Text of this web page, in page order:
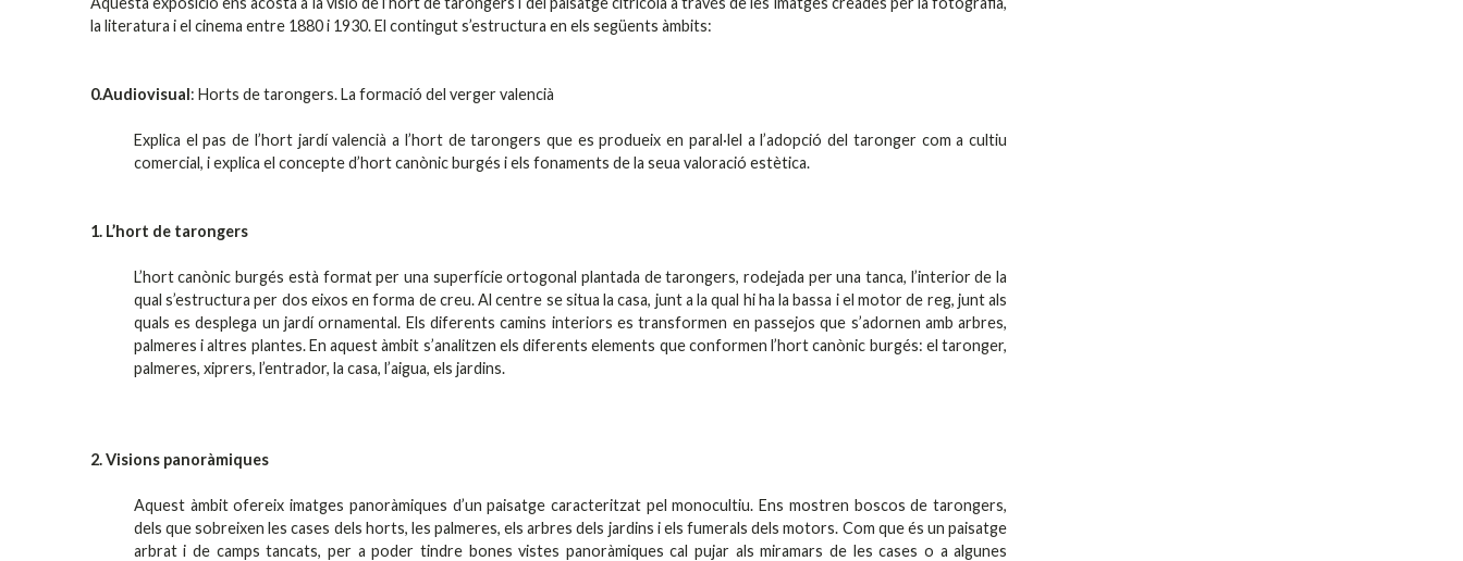
la literatura i el cinema entre 1880 i 1930. El contingut s’estructura en els següents àmbits:
0.Audiovisual: Horts de tarongers. La formació del verger valencià
Explica el pas de l’hort jardí valencià a l’hort de tarongers que es produeix en paral·lel a l’adopció del taronger com a cultiu
comercial, i explica el concepte d’hort canònic burgés i els fonaments de la seua valoració estètica.
1. L’hort de tarongers
L’hort canònic burgés està format per una superfície ortogonal plantada de tarongers, rodejada per una tanca, l’interior de la
qual s’estructura per dos eixos en forma de creu. Al centre se situa la casa, junt a la qual hi ha la bassa i el motor de reg, junt als
quals es desplega un jardí ornamental. Els diferents camins interiors es transformen en passejos que s’adornen amb arbres,
palmeres i altres plantes. En aquest àmbit s’analitzen els diferents elements que conformen l’hort canònic burgés: el taronger,
palmeres, xiprers, l’entrador, la casa, l’aigua, els jardins.
2. Visions panoràmiques
Aquest àmbit ofereix imatges panoràmiques d’un paisatge caracteritzat pel monocultiu. Ens mostren boscos de tarongers,
dels que sobreixen les cases dels horts, les palmeres, els arbres dels jardins i els fumerals dels motors. Com que és un paisatge
arbrat i de camps tancats, per a poder tindre bones vistes panoràmiques cal pujar als miramars de les cases o a algunes